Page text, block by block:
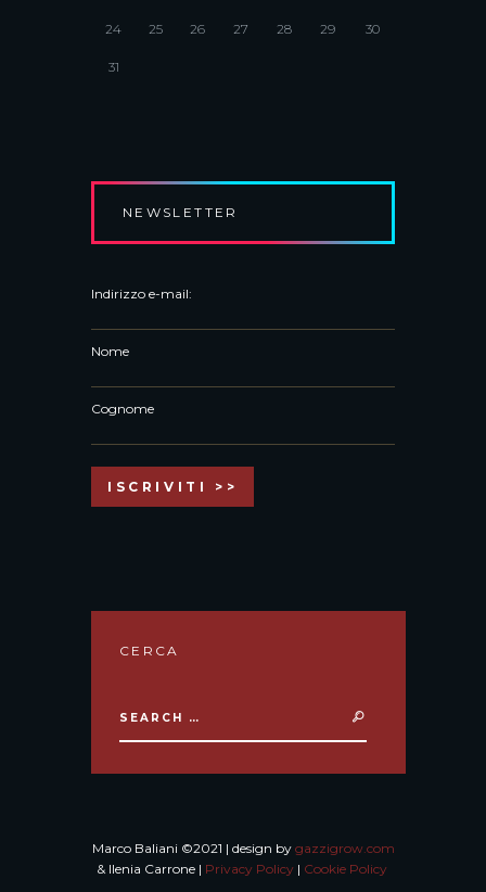
IL COSIDDETTO
PASSAPORTO NANSEN
24 25 26 27 28 29 30
31
NEWSLETTER
Indirizzo e-mail:
Nome
Cognome
CERCA
Marco Baliani ©2021 | design by gazzigrow.com
& Ilenia Carrone | Privacy Policy| Cookie Policy